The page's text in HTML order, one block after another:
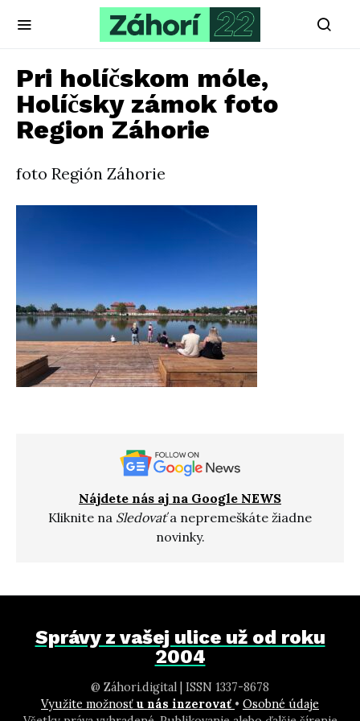
Pri holíčskom móle,
Holíčsky zámok foto
Region Záhorie
foto Región Záhorie
Nájdete nás aj na Google NEWS
Kliknite na Sledovaťa nepremeškáte žiadne
novinky.
Správy z vašej ulice už od roku
2004
@ Záhori.digital | ISSN 1337-8678
Využite možnosť u nás inzerovať • Osobné údaje